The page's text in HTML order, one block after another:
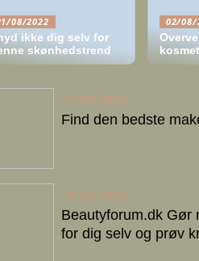
08/2022
ikke dig selv for
skønhedstrend
02/08/
19/06/2022
Find den bedste
28/05/2022
Beautyforum.dk Gør
for dig selv og prøv